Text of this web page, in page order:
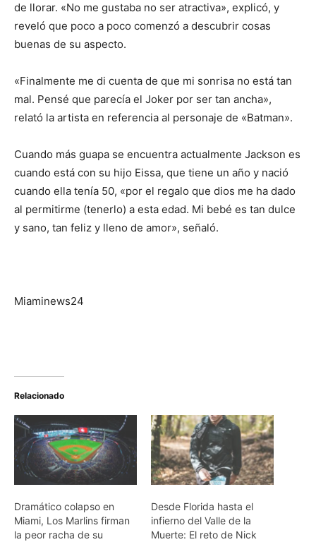
de llorar. «No me gustaba no ser atractiva», explicó, y
reveló que poco a poco comenzó a descubrir cosas
buenas de su aspecto.
«Finalmente me di cuenta de que mi sonrisa no está tan
mal. Pensé que parecía el Joker por ser tan ancha»,
relató la artista en referencia al personaje de «Batman».
Cuando más guapa se encuentra actualmente Jackson es
cuando está con su hijo Eissa, que tiene un año y nació
cuando ella tenía 50, «por el regalo que dios me ha dado
al permitirme (tenerlo) a esta edad. Mi bebé es tan dulce
y sano, tan feliz y lleno de amor», señaló.
Miaminews24
Relacionado
Dramático colapso en
Miami, Los Marlins firman
la peor racha de su
Desde Florida hasta el
infierno del Valle de la
Muerte: El reto de Nick